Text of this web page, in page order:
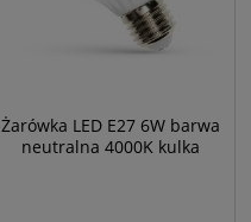
Żarówka LED E27 6W barwa
neutralna 4000K kulka